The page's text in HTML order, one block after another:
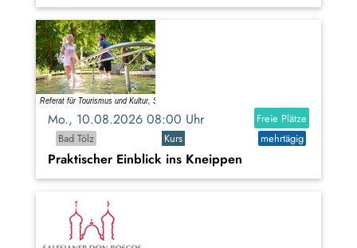
Mo., 10.08.2026 08:00 Uhr
Freie Plätze
Bad Tölz
Kurs mehrtägig
Praktischer Einblick ins Kneippen